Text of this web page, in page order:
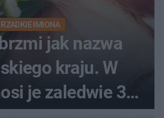
RZADKIE IMIONA
jak nazwa
kraju. W
je zaledwie 3